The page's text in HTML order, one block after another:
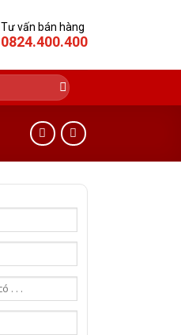
Tư vấn bán hàng
0824.400.400